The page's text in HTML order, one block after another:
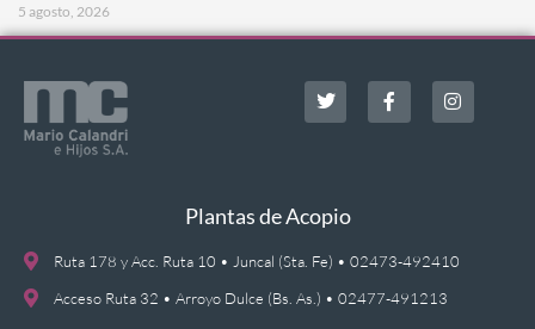
5 agosto, 2026
Plantas de Acopio
Ruta 178 y Acc. Ruta 10 • Juncal (Sta. Fe) • 02473-492410
Acceso Ruta 32 • Arroyo Dulce (Bs. As.) • 02477-491213